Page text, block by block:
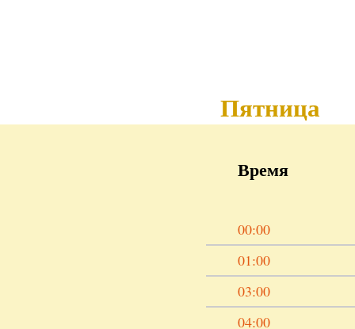
Пятница
Время
00:00
01:00
03:00
04:00